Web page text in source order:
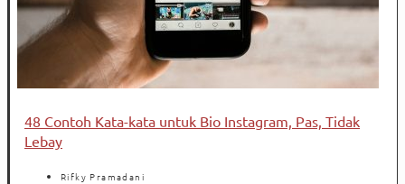
48 Contoh Kata-kata untuk Bio Instagram, Pas, Tidak
Lebay
Rifky Pramadani